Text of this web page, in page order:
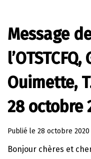
Message
Ouimette,
28 octobre
Publié le 28 octobre 2020
Bonjour chères et